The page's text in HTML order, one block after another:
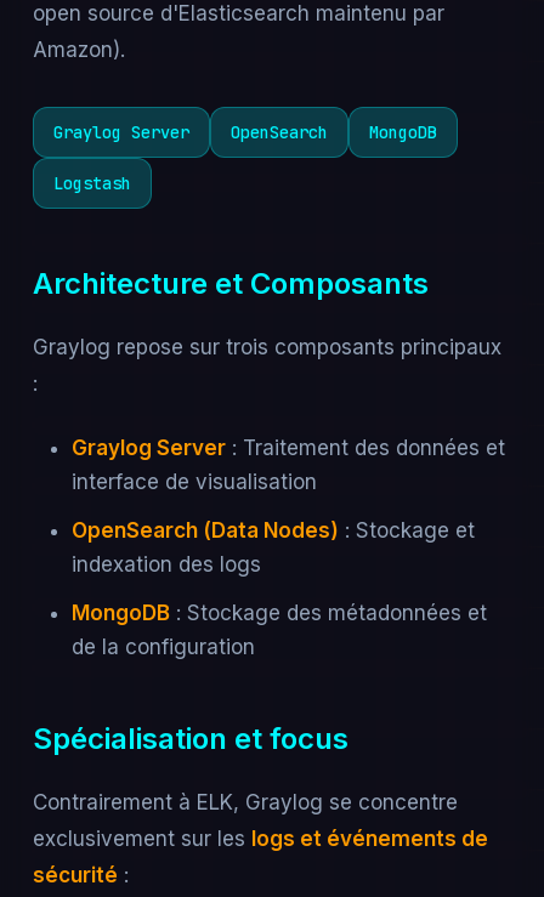
open source d'Elasticsearch maintenu par
Amazon).
Graylog Server OpenSearch MongoDB
Logstash
Architecture et Composants
Graylog repose sur trois composants principaux
:
Graylog Server: Traitement des données et
interface de visualisation
OpenSearch (Data Nodes) : Stockage et
indexation des logs
MongoDB: Stockage des métadonnées et
de la configuration
Spécialisation et focus
Contrairement à ELK, Graylog se concentre
exclusivement sur les logs et événements de
sécurité :